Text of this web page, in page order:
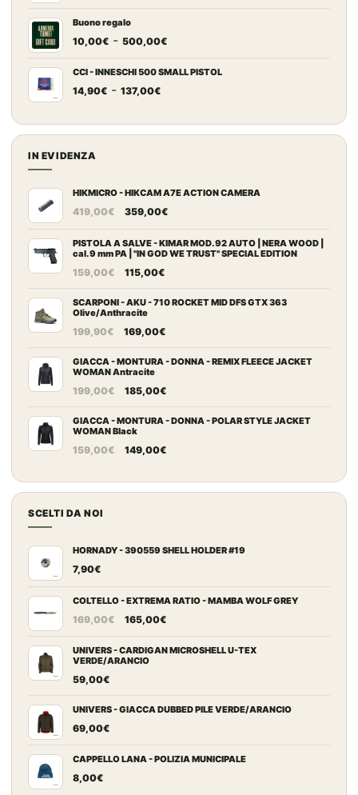
67,00€
da
a
69,50€
Buono regalo
10,00€ - 500,00€Fascia
prezzo:
a
500,00€
CCI - INNESCHI 500 SMALL PISTOL
14,90€ - 137,00€Fascia
prezzo:
da
137,00€
IN EVIDENZA
HIKMICRO - HIKCAM A7E ACTION CAMERA
419,00€
Il
originale
era:
419,00€.
359,00€Il
attuale
è:
PISTOLA A SALVE - KIMAR MOD. 92 AUTO | NERA WOOD |
cal. 9 mm PA | "IN GOD WE TRUST" SPECIAL EDITION
159,00€
Il
originale
era:
159,00€.
115,00€Il
attuale
115,00€.
SCARPONI - AKU - 710 ROCKET MID DFS GTX 363
Olive/Anthracite
199,90€
Il
originale
era:
199,90€.
169,00€Il
attuale
169,00€.
GIACCA - MONTURA - DONNA - REMIX FLEECE JACKET
WOMAN Antracite
199,00€
Il
originale
era:
199,00€.
185,00€Il
attuale
185,00€.
GIACCA - MONTURA - DONNA - POLAR STYLE JACKET
WOMAN Black
159,00€
Il
originale
149,00€Il
attuale
SCELTI DA NOI
HORNADY - 390559 SHELL HOLDER #19
7,90€
COLTELLO - EXTREMA RATIO - MAMBA WOLF GREY
169,00€
Il
originale
era:
165,00€Il
attuale
UNIVERS - CARDIGAN MICROSHELL U-TEX
VERDE/ARANCIO
59,00€
UNIVERS - GIACCA DUBBED PILE VERDE/ARANCIO
69,00€
CAPPELLO LANA - POLIZIA MUNICIPALE
8,00€